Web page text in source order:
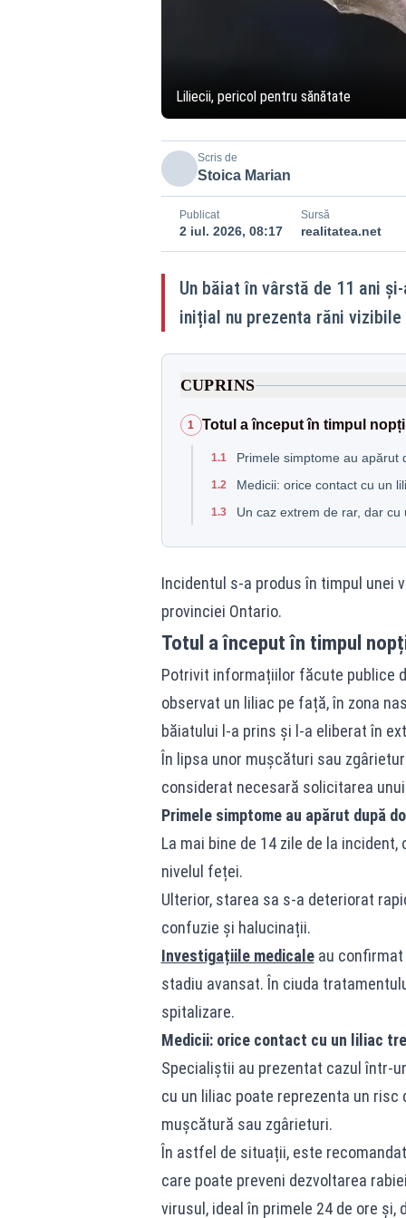
Liliecii, pericol pentru sănătate
Scris de
Stoica Marian
Publicat
2 iul. 2026, 08:17
Sursă
realitatea.net
Un băiat în vârstă de 11 ani
inițial nu prezenta răni
CUPRINS
1 Totul a început în timpul
1.1 Primele simptome au apărut
1.2 Medicii: orice contact cu un
1.3 Un caz extrem de rar, dar cu
Incidentul s-a produs în timpul unei
provinciei Ontario.
Totul a început în timpul
Potrivit informațiilor făcute publice
observat un liliac pe față, în zona
băiatului l-a prins și l-a eliberat în
În lipsa unor mușcături sau
considerat necesară solicitarea
Primele simptome au apărut după
La mai bine de 14 zile de la
nivelul feței.
Ulterior, starea sa s-a deteriorat
confuzie și halucinații.
Investigațiile medicaleau confirmat
stadiu avansat. În ciuda
spitalizare.
Medicii: orice contact cu un liliac
Specialiștii au prezentat cazul într-
cu un liliac poate reprezenta un
mușcătură sau zgârieturi.
În astfel de situații, este
care poate preveni dezvoltarea
virusul, ideal în primele 24 de ore